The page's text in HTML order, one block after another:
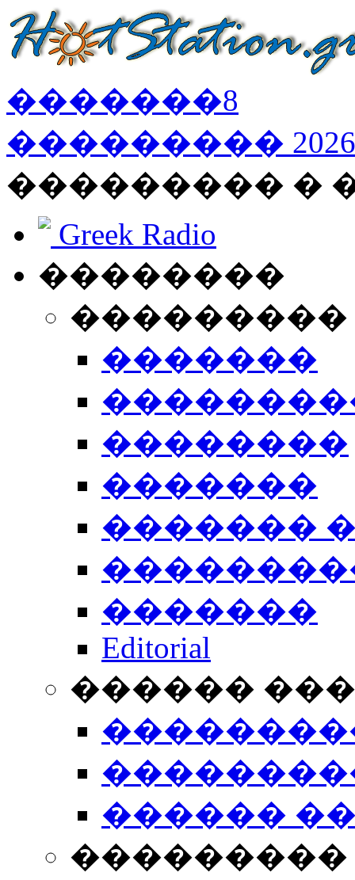
�������8
��������� 2026
��������� �
Greek Radio
��������
�������
��������
�������
�������
�������
Editorial
������
������
���������